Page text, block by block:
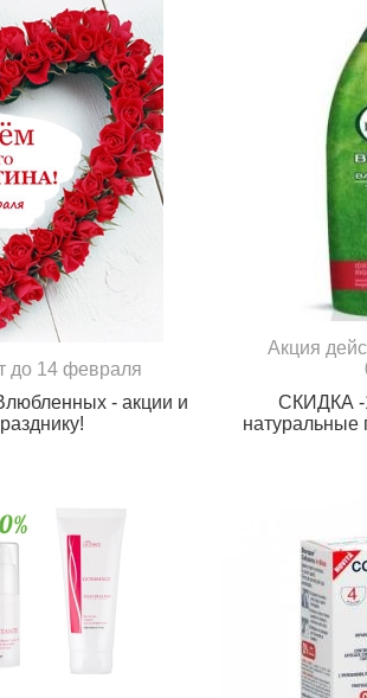
до 14 февраля
- акции и
Акция
СКИДКА -
натуральные